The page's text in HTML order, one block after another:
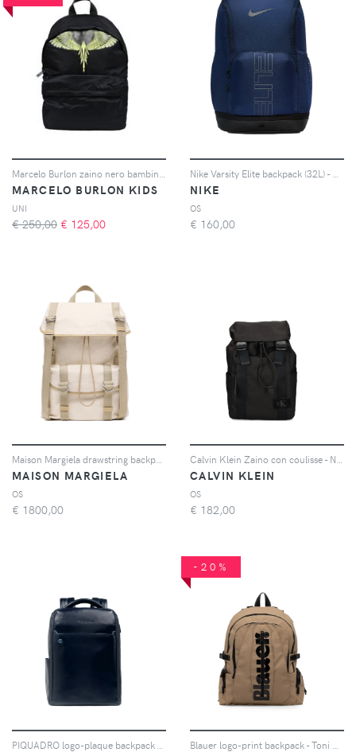
MARCELO BURLON KIDS
UNI
€ 250,00 € 125,00
NIKE
OS
€ 160,00
MAISON MARGIELA
OS
€ 1800,00
CALVIN KLEIN
OS
€ 182,00
-20%